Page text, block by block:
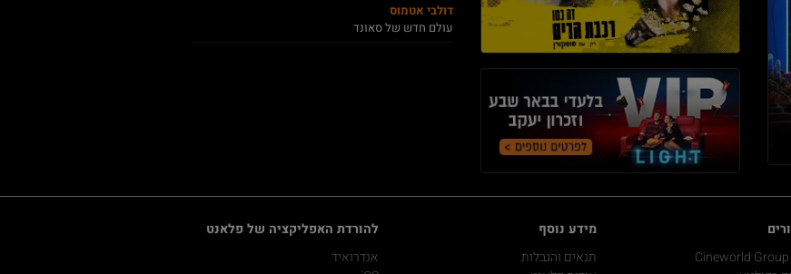
דולבי אטמוס
עולם חדש של סאונד
Cineworld Group
מידע נוסף
תנאים והגבלות
להורדת האפליקציה של פלאנט
אנדרואיד